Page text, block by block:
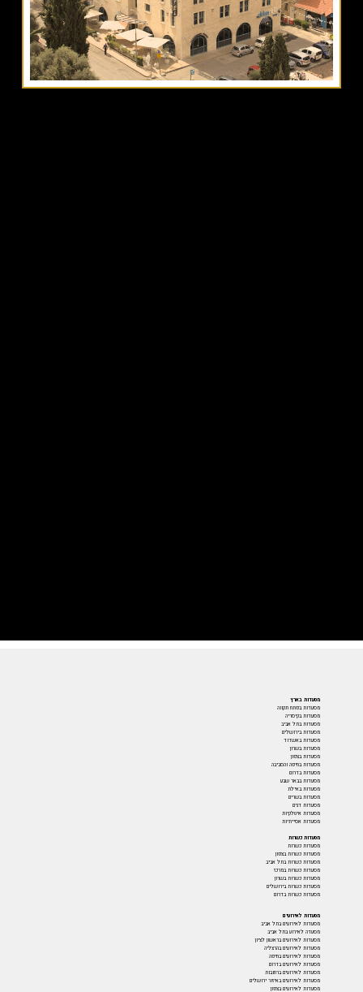
מסעדות בארץ
מסעדות בפתח תקווה
מסעדות בקיסריה
מסעדות בתל אביב
מסעדות בירושלים
מסעדות באשדוד
מסעדות בשרון
מסעדות בצפון
מסעדות בחיפה והסביבה
מסעדות בדרום
מסעדות בבאר שבע
מסעדות באילת
מסעדות בשרים
מסעדות דגים
מסעדות איטלקיות
מסעדות אסייתיות
מסעדות כשרות
מסעדות כשרות
מסעדות כשרות בצפון
מסעדות כשרות בתל אביב
מסעדות כשרות במרכז
מסעדות כשרות בשרון
מסעדות כשרות בירושלים
מסעדות כשרות בדרום
מסעדות לאירועים
מסעדות לאירועים בתל אביב
מסעדה לאירוע בתל אביב
מסעדות לאירועים בראשון לציון
מסעדות לאירועים בהרצליה
מסעדות לאירועים בחיפה
מסעדות לאירועים בדרום
מסעדות לאירועים ברחובות
מסעדות לאירועים באיזור ירושלים
מסעדות לאירועים בצפון